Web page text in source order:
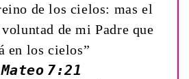
de los cielos: mas el
de mi Padre que
en los cielos”
7:21